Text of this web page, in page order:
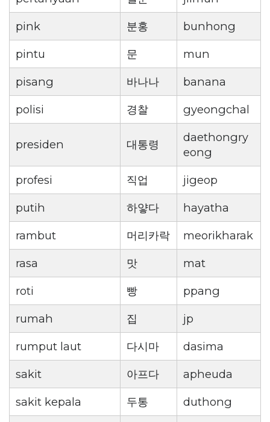
pink
분홍
bunhong
pintu
문
mun
pisang
바나나
banana
polisi
경찰 gyeongchal
presiden 대통령
daethongry
eong
profesi
직업
jigeop
putih
하얗다
hayatha
rambut
머리카락
meorikharak
rasa
맛
mat
roti
빵
ppang
rumah
집
jp
rumput laut
다시마
dasima
sakit
아프다
apheuda
sakit kepala
두통 duthong